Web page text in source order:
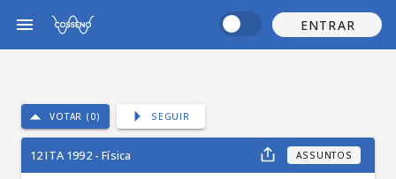
ENTRAR
VOTAR (0) SEGUIR
12 ITA 1992 - Física ASSUNTOS